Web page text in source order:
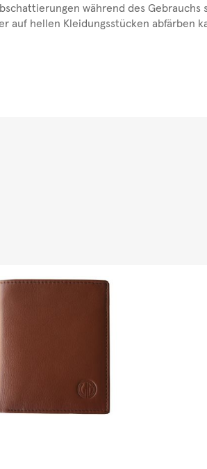
während des Gebrauchs
auf hellen Kleidungsstücken abfärben